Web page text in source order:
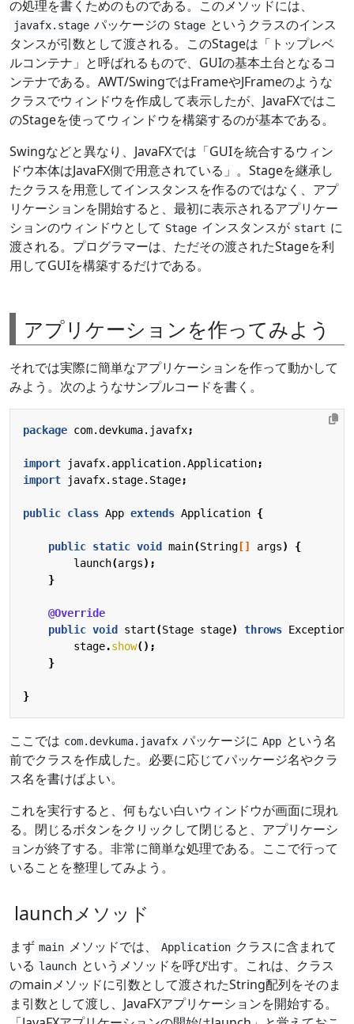
の処理を書くためのものである。このメソッドには、
javafx.stage パッケージの Stage というクラスのインス
タンスが引数として渡される。このStageは「トップレベ
ルコンテナ」と呼ばれるもので、GUIの基本土台となるコ
ンテナである。AWT/SwingではFrameやJFrameのような
クラスでウィンドウを作成して表示したが、JavaFXではこ
のStageを使ってウィンドウを構築するのが基本である。
Swingなどと異なり、JavaFXでは「GUIを統合するウィン
ドウ本体はJavaFX側で用意されている」。Stageを継承し
たクラスを用意してインスタンスを作るのではなく、アプ
リケーションを開始すると、最初に表示されるアプリケー
ションのウィンドウとして Stage インスタンスが start に
渡される。プログラマーは、ただその渡されたStageを利
用してGUIを構築するだけである。
アプリケーションを作ってみよう
それでは実際に簡単なアプリケーションを作って動かして
みよう。次のようなサンプルコードを書く。
package com.devkuma.javafx;
import javafx.application.Application;
import
javafx.stage.Stage;
public class App extends Application {
public static void main(String [] args)
{
launch(args);
}
@Override
public void start(Stage stage) throws Exception
stage.show();
}
}
ここでは com.devkuma.javafx パッケージに App という名
前でクラスを作成した。必要に応じてパッケージ名やクラ
ス名を書けばよい。
これを実行すると、何もない白いウィンドウが画面に現れ
る。閉じるボタンをクリックして閉じると、アプリケーシ
ョンが終了する。非常に簡単な処理である。ここで行って
いることを整理してみよう。
launchメソッド
まず main メソッドでは、 Application クラスに含まれて
いる launch というメソッドを呼び出す。これは、クラス
のmainメソッドに引数として渡されたString配列をそのま
ま引数として渡し、JavaFXアプリケーションを開始する。